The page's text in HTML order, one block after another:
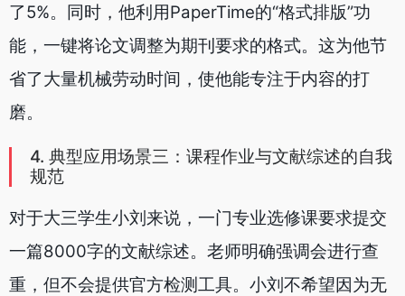
了5%。同时，他利用PaperTime的“格式排版”功
能，一键将论文调整为期刊要求的格式。这为他节
省了大量机械劳动时间，使他能专注于内容的打
磨。
4. 典型应用场景三：课程作业与文献综述的自我
规范
对于大三学生小刘来说，一门专业选修课要求提交
一篇8000字的文献综述。老师明确强调会进行查
重，但不会提供官方检测工具。小刘不希望因为无